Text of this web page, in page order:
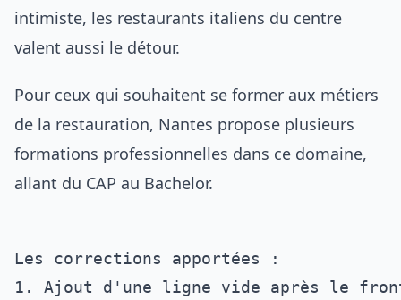
intimiste, les restaurants italiens du centre
valent aussi le détour.
Pour ceux qui souhaitent se former aux métiers
de la restauration, Nantes propose plusieurs
formations professionnelles dans ce domaine,
allant du CAP au Bachelor.
Les corrections apportées :
1. Ajout d'une ligne vide après le